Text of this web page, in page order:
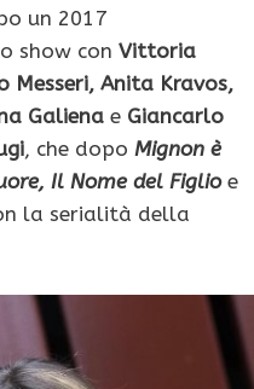
un 2017
show con Vittoria
Messeri, Anita Kravos,
Galiena e Giancarlo
, che dopo Mignon è
Il Nome del Figlio e
la serialità della